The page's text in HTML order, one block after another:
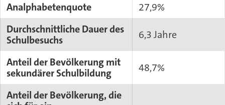
Analphabetenquote
27,9%
Durchschnittliche Dauer des
Schulbesuchs
6,3 Jahre
Anteil der Bevölkerung mit
sekundärer Schulbildung
48,7%
Anteil der Bevölkerung, die